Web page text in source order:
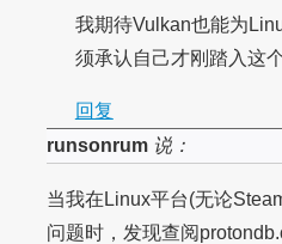
我期待Vulkan也能为
须承认自己才刚踏入这个
回复
runsonrum说：
当我在Linux平台(无论
问题时，发现查阅